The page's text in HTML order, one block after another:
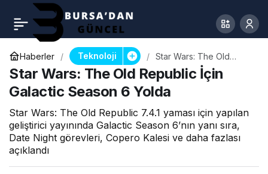
Haberler Teknoloji
Star Wars: The Old
Republic İçin Galactic
Season 6 Yolda
Star Wars: The Old Republic İçin
Galactic Season 6 Yolda
Star Wars: The Old Republic 7.4.1 yaması için yapılan
geliştirici yayınında Galactic Season 6’nın yanı sıra,
Date Night görevleri, Copero Kalesi ve daha fazlası
açıklandı